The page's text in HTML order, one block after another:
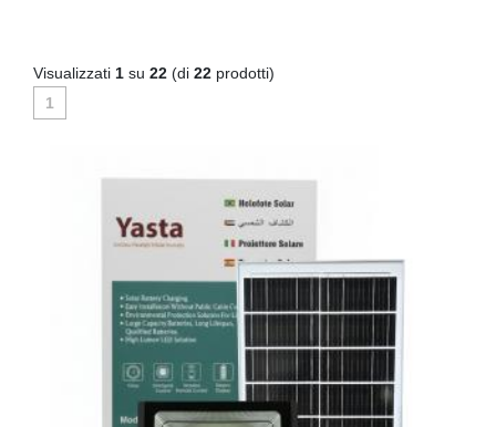
Visualizzati 1 su 22 (di 22 prodotti)
1